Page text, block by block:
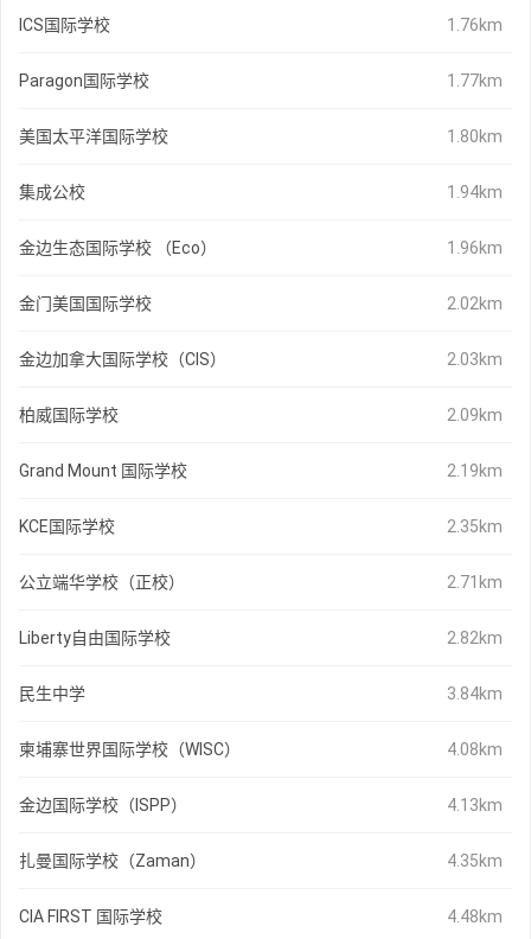
ICS国际学校 1.76km
Paragon国际学校 1.77km
美国太平洋国际学校 1.80km
集成公校 1.94km
金边生态国际学校 （Eco） 1.96km
金门美国国际学校 2.02km
金边加拿大国际学校（CIS） 2.03km
柏威国际学校 2.09km
Grand Mount 国际学校 2.19km
KCE国际学校 2.35km
公立端华学校（正校） 2.71km
Liberty自由国际学校 2.82km
民生中学 3.84km
柬埔寨世界国际学校（WISC） 4.08km
金边国际学校（ISPP） 4.13km
扎曼国际学校（Zaman） 4.35km
CIA FIRST 国际学校 4.48km